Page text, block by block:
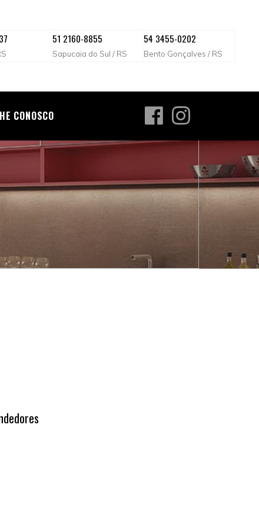
51 2160-8855
Sapucaia do Sul / RS
54 3455-0202
Bento Gonçalves / RS
CONOSCO